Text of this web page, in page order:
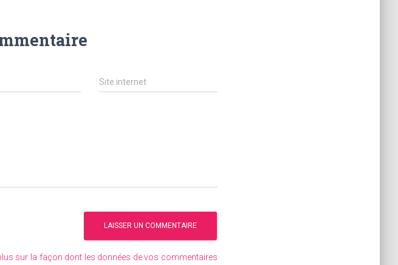
Site internet
sur la façon dont les données de vos commentaires